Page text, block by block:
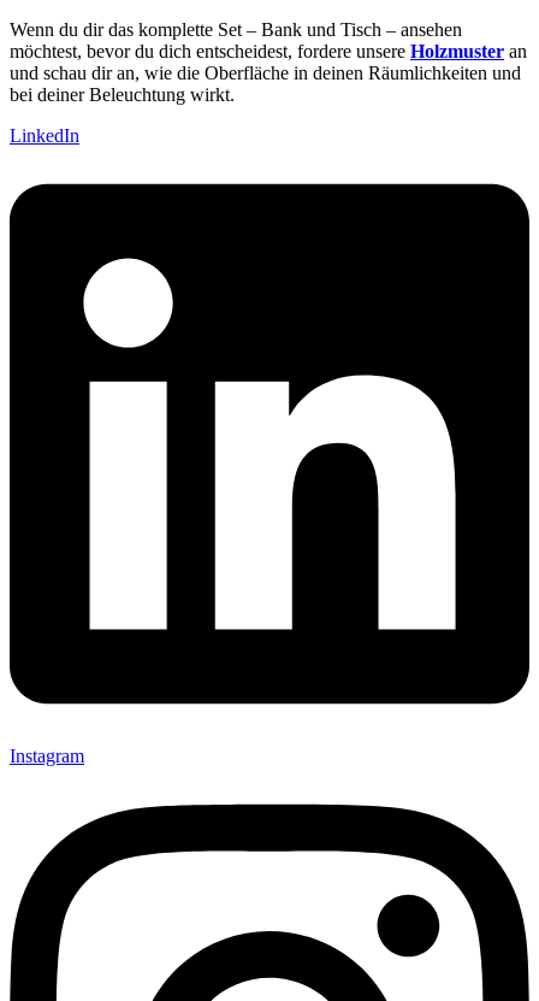
Wenn du dir das komplette Set – Bank und Tisch – ansehen
möchtest, bevor du dich entscheidest, fordere unsere Holzmuster an
und schau dir an, wie die Oberfläche in deinen Räumlichkeiten und
bei deiner Beleuchtung wirkt.
LinkedIn
Instagram